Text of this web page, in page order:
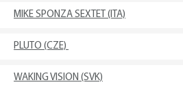
MIKE SPONZA SEXTET (ITA)
PLUTO (CZE)
WAKING VISION (SVK)